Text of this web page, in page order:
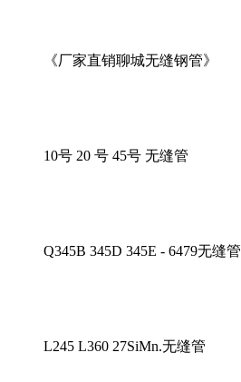
《厂家直销聊城无缝钢管》
10号 20 号 45号 无缝管
Q345B 345D 345E - 6479无缝管
L245 L360 27SiMn.无缝管